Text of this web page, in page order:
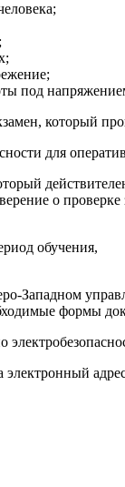
под
который
для
о
обучения,
Западном
формы